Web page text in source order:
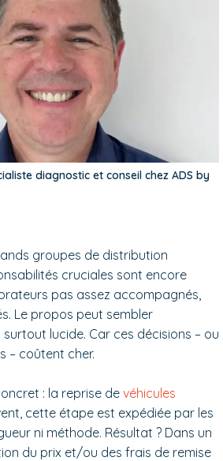
diagnostic et conseil chez ADS by
groupes de distribution
cruciales sont encore
pas assez accompagnés,
Le propos peut sembler
lucide. Car ces décisions – ou
– coûtent cher.
: la reprise de véhicules
cette étape est expédiée par les
ni méthode. Résultat ? Dans un
du prix et/ou des frais de remise